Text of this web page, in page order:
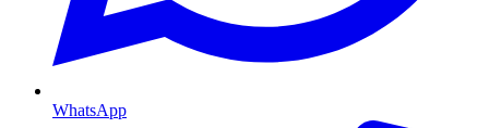
WhatsApp